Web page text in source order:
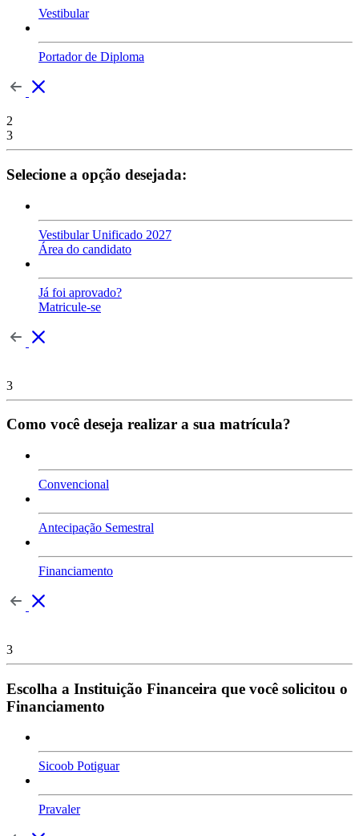
Vestibular
Portador de Diploma
2
3
Selecione a opção desejada:
Vestibular Unificado 2027
Área do candidato
Já foi aprovado?
Matricule-se
3
Como você deseja realizar a sua matrícula?
Convencional
Antecipação Semestral
Financiamento
3
Escolha a Instituição Financeira que você solicitou o
Financiamento
Sicoob Potiguar
Pravaler